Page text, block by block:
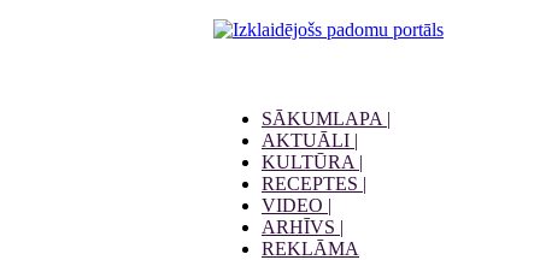
SĀKUMLAPA |
AKTUĀLI |
KULTŪRA |
RECEPTES |
VIDEO |
ARHĪVS |
REKLĀMA